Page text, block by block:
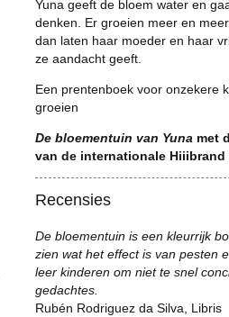
Yuna geeft de bloem water en
denken. Er groeien meer en
dan laten haar moeder en haar
ze aandacht geeft.
Een prentenboek voor onzekere
groeien
De bloementuin van Yuna met
van de internationale
Recensies
De bloementuin is een kleurrijk
zien wat het effect is van pesten
leer kinderen om niet te snel
gedachtes.
Rubén Rodriguez da Silva, Libris